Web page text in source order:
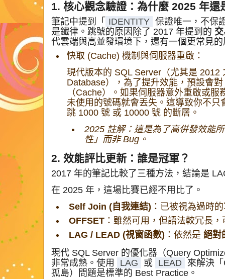
1. 核心觀念驗證：為什麼 2025 年還
筆記中提到「 IDENTITY 保證唯一，不保
是鐵律。跳號的原因除了 2017 年提到的
代雲端與高並發環境下，還有一個更常見
快取 (Cache) 機制與伺服器重啟：
現代版本的 SQL Server（尤其是 2012
Database），為了提升效能，預設會
（Cache）。如果伺服器意外重啟或
未使用的號碼就會丟失。這導致你不
跳 1000 號 或 10000 號 的斷層。
2025 註解：這是為了高併發效能
性」而非 Bug。
2. 效能評比更新：誰是冠軍？
2017 年的筆記比較了三種方法，結論是
在 2025 年，這場比賽已經不用比了。
Self Join (自我連結) ：已被視為過時
OFFSET ：雖然可用，但語法較冗長
LAG / LEAD (視窗函數) ：依然是 絕對
現代 SQL Server 的優化器（Query
非常成熟。使用
LAG 或 LEAD
來解決
孤島）問題是標準的 Best Practice。